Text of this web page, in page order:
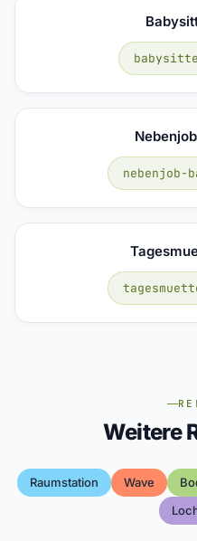
nebenjob-
Weitere
Raumstation Wave